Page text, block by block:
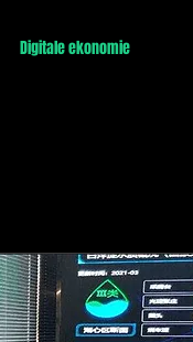
Digitale ekonomie